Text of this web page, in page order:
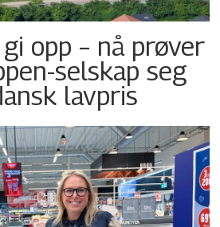
opp – nå prøver
selskap seg
lavpris